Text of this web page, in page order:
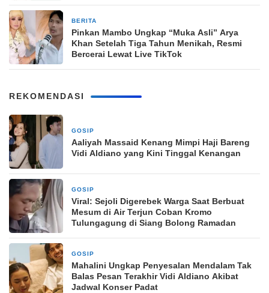
BERITA
Pinkan Mambo Ungkap “Muka Asli” Arya
Khan Setelah Tiga Tahun Menikah, Resmi
Bercerai Lewat Live TikTok
REKOMENDASI
GOSIP
Aaliyah Massaid Kenang Mimpi Haji Bareng
Vidi Aldiano yang Kini Tinggal Kenangan
GOSIP
Viral: Sejoli Digerebek Warga Saat Berbuat
Mesum di Air Terjun Coban Kromo
Tulungagung di Siang Bolong Ramadan
GOSIP
Mahalini Ungkap Penyesalan Mendalam Tak
Balas Pesan Terakhir Vidi Aldiano Akibat
Jadwal Konser Padat